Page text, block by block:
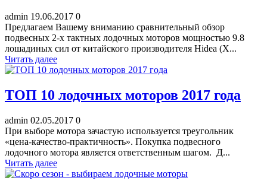
admin 19.06.2017 0
Предлагаем Вашему вниманию сравнительный обзор
подвесных 2-х тактных лодочных моторов мощностью 9.8
лошадиных сил от китайского производителя Hidea (Х...
Читать далее
ТОП 10 лодочных моторов 2017 года
admin 02.05.2017 0
При выборе мотора зачастую используется треугольник
«цена-качество-практичность». Покупка подвесного
лодочного мотора является ответственным шагом. Д...
Читать далее